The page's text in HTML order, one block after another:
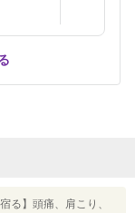
る】頭痛、肩こり、